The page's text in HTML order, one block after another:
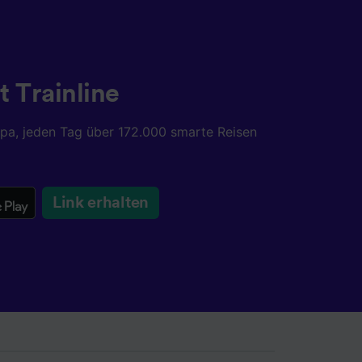
Trainline
jeden Tag über 172.000 smarte Reisen
Link erhalten